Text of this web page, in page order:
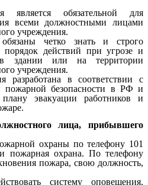
является обязательной для
всеми должностными лицами
учреждения.
четко знать и строго
порядок действий при угрозе и
здании или на территории
учреждения.
разработана в соответствии с
пожарной безопасности в РФ и
эвакуации работников и
лица, прибывшего
охраны по телефону 101
пожарная охрана. По телефону
пожара, свою должность,
систему оповещения,